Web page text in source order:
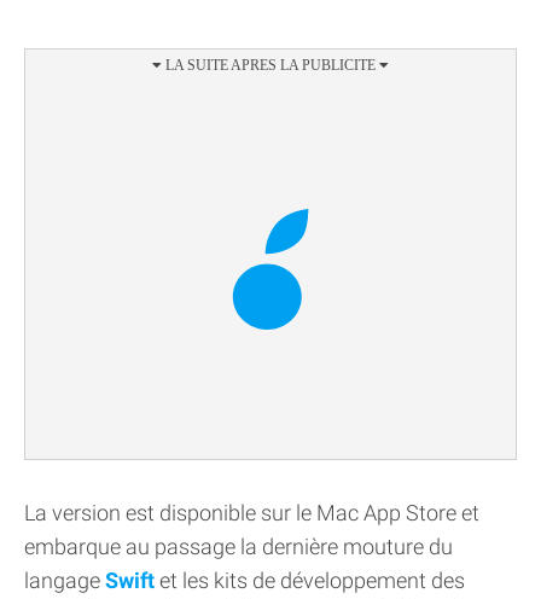
La version est disponible sur le Mac App Store et
embarque au passage la dernière mouture du
langageSwiftet les kits de développement des